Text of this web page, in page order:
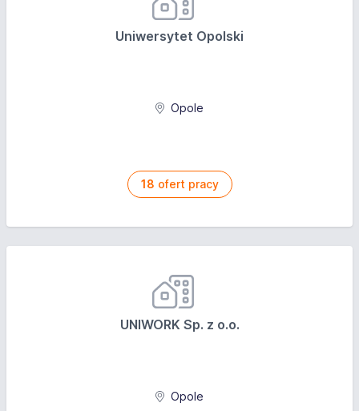
Uniwersytet Opolski
Opole
18 ofert pracy
UNIWORK Sp. z o.o.
Opole